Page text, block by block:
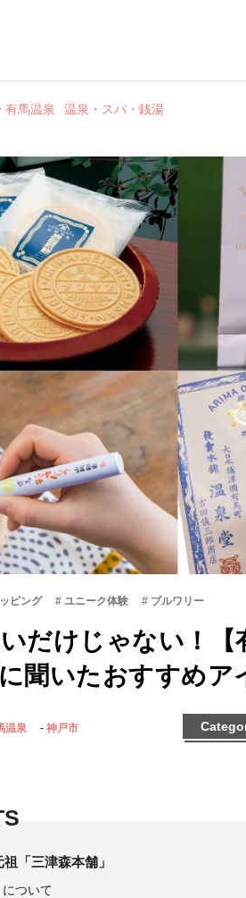
有馬温泉 温泉・スパ・銭湯
ピング ユニーク体験 ブルワリー
だけじゃない！【
聞いたおすすめア
温泉 神戸市
「三津森本舗」
について